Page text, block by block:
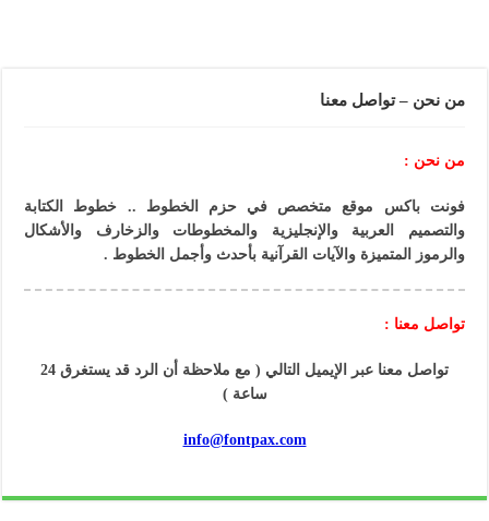
من نحن – تواصل معنا
من نحن :
فونت باكس موقع متخصص في حزم الخطوط .. خطوط الكتابة
والتصميم العربية والإنجليزية والمخطوطات والزخارف والأشكال
والرموز المتميزة والآيات القرآنية بأحدث وأجمل الخطوط .
تواصل معنا :
تواصل معنا عبر الإيميل التالي ( مع ملاحظة أن الرد قد يستغرق 24
ساعة )
info@fontpax.com